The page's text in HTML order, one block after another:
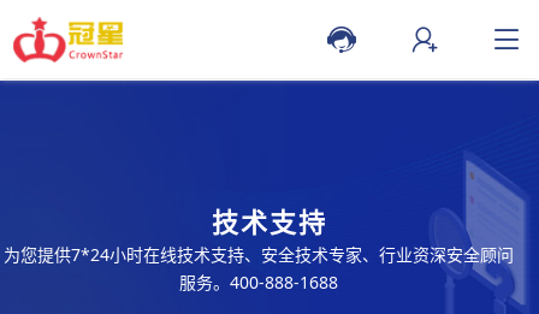
技术支持
为您提供7*24小时在线技术支持、安全技术专家、行业资深安全顾问
服务。400-888-1688